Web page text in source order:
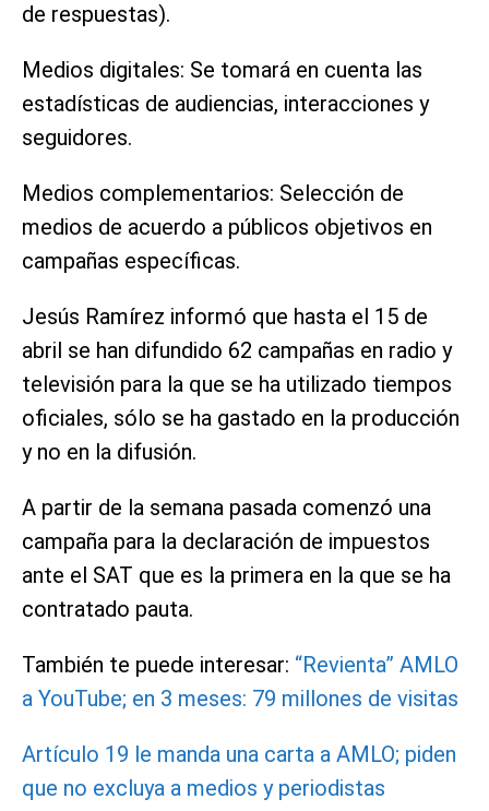
de respuestas).
Medios digitales: Se tomará en cuenta las
estadísticas de audiencias, interacciones y
seguidores.
Medios complementarios: Selección de
medios de acuerdo a públicos objetivos en
campañas específicas.
Jesús Ramírez informó que hasta el 15 de
abril se han difundido 62 campañas en radio y
televisión para la que se ha utilizado tiempos
oficiales, sólo se ha gastado en la producción
y no en la difusión.
A partir de la semana pasada comenzó una
campaña para la declaración de impuestos
ante el SAT que es la primera en la que se ha
contratado pauta.
También te puede interesar: “Revienta” AMLO
a YouTube; en 3 meses: 79 millones de visitas
Artículo 19 le manda una carta a AMLO; piden
que no excluya a medios y periodistas